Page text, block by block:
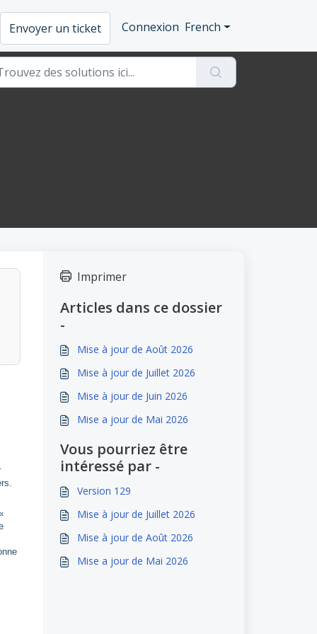
Envoyer un ticket Connexion French
Imprimer
Articles dans ce dossier
-
Mise à jour de Août 2026
Mise à jour de Juillet 2026
Mise à jour de Juin 2026
Mise a jour de Mai 2026
Vous pourriez être
intéressé par -
Version 129
Mise à jour de Juillet 2026
Mise à jour de Août 2026
Mise a jour de Mai 2026